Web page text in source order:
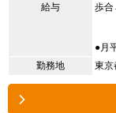
給与
歩
平
日
●月
勤務地
東京